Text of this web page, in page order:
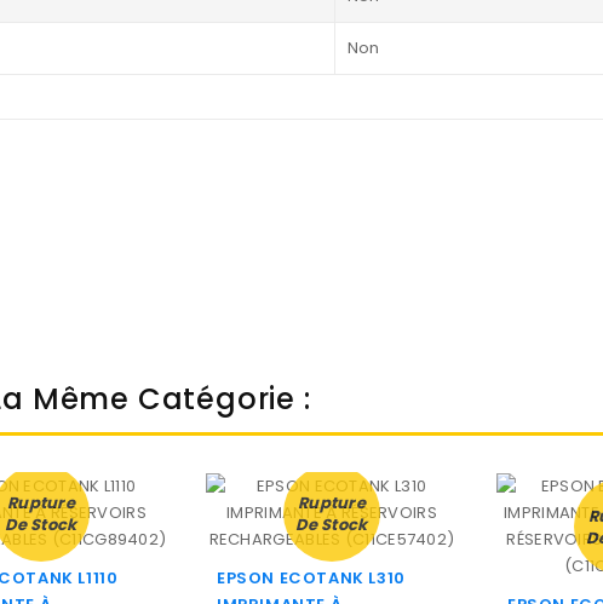
Non
Même Catégorie :
Rupture
De Stock
L1110
Rupture
De Stock
EPSON ECOTANK L310